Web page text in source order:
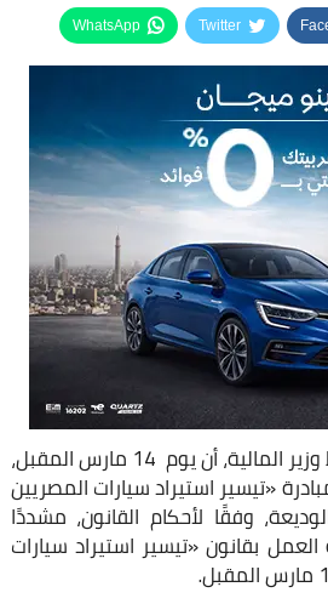
Twitter
WhatsApp
أكد الدكتور محمد معيط وزير المالية، أن يوم 14 مارس المقبل،
«تيسير استيراد سيارات المصريين
وفقًا لأحكام القانون، مشددًا
بقانون «تيسير استيراد سيارات